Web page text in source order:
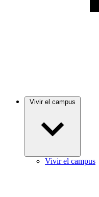
Vivir el campus
Vivir el campus